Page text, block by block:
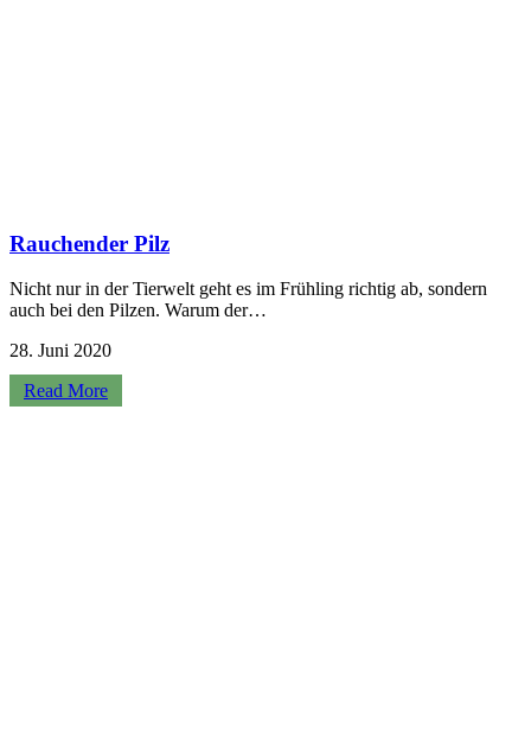
Rauchender Pilz
Nicht nur in der Tierwelt geht es im Frühling richtig ab, sondern
auch bei den Pilzen. Warum der…
28. Juni 2020
Read More